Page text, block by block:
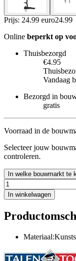
Prijs: 24.99 euro24.99
Online beperkt op
Thuisbezorgd
€4.95
Vandaag
Bezorgd in
gratis
Voorraad in de
Selecteer jouw
controleren.
In welke bouwmarkt te
In winkelwagen